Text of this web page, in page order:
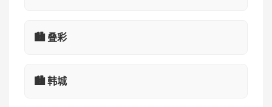
🏙️ 叠彩
🏙️ 韩城